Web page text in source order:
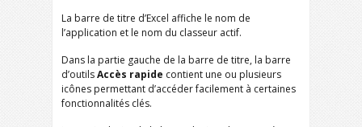
La barre de titre d’Excel affiche le nom de
l’application et le nom du classeur actif.
Dans la partie gauche de la barre de titre, la barre
d’outilsAccès rapide contient une ou plusieurs
icônes permettant d’accéder facilement à certaines
fonctionnalités clés.